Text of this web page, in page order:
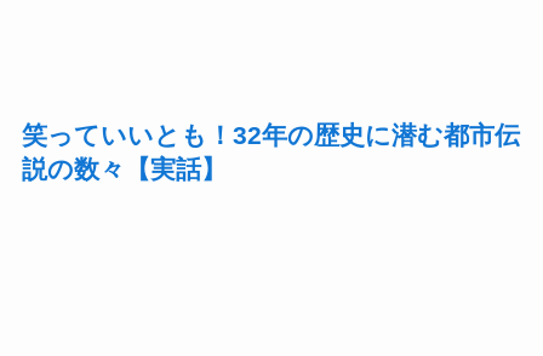
笑っていいとも！32年の歴史に潜む都市伝
説の数々【実話】